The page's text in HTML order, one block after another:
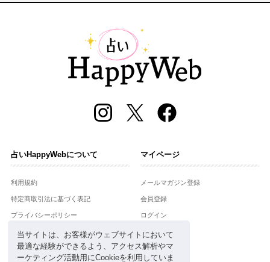
当サイトは、お客様がウェブサイトにおいて
最適な経験ができるよう、アクセス解析やマ
ーケティング活動用にCookieを利用していま
占いHappyWebについて
利用規約
特定商取引法に基づく表記
プライバシーポリシー
運営会社
お問合せ
マイページ
メールマガジン登録
会員登録
ログイン